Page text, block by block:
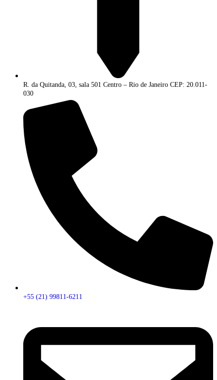
R. da Quitanda, 03, sala 501 Centro – Rio de Janeiro CEP: 20.011-
030
+55 (21) 99811-6211